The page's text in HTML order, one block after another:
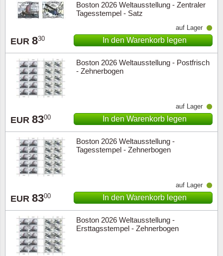
Boston 2026 Weltausstellung - Zentraler
Tagesstempel - Satz
EUR 830
auf Lager
In den Warenkorb legen
Boston 2026 Weltausstellung - Postfrisch
- Zehnerbogen
EUR 8300
auf Lager
In den Warenkorb legen
Boston 2026 Weltausstellung -
Tagesstempel - Zehnerbogen
EUR 8300
auf Lager
In den Warenkorb legen
Boston 2026 Weltausstellung -
Ersttagsstempel - Zehnerbogen